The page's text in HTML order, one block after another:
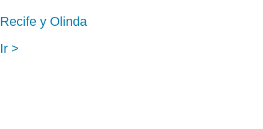
Recife y Olinda
Ir >